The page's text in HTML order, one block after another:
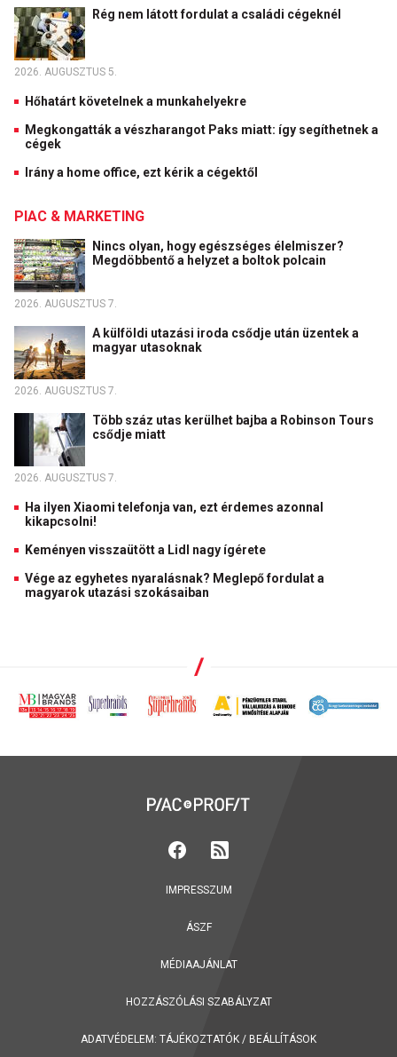
Rég nem látott fordulat a családi cégeknél
2026. AUGUSZTUS 5.
Hőhatárt követelnek a munkahelyekre
Megkongatták a vészharangot Paks miatt: így segíthetnek a
cégek
Irány a home office, ezt kérik a cégektől
PIAC & MARKETING
Nincs olyan, hogy egészséges élelmiszer?
Megdöbbentő a helyzet a boltok polcain
2026. AUGUSZTUS 7.
A külföldi utazási iroda csődje után üzentek a
magyar utasoknak
2026. AUGUSZTUS 7.
Több száz utas kerülhet bajba a Robinson Tours
csődje miatt
2026. AUGUSZTUS 7.
Ha ilyen Xiaomi telefonja van, ezt érdemes azonnal
kikapcsolni!
Keményen visszaütött a Lidl nagy ígérete
Vége az egyhetes nyaralásnak? Meglepő fordulat a
magyarok utazási szokásaiban
IMPRESSZUM
ÁSZF
MÉDIAAJÁNLAT
HOZZÁSZÓLÁSI SZABÁLYZAT
ADATVÉDELEM: TÁJÉKOZTATÓK / BEÁLLÍTÁSOK